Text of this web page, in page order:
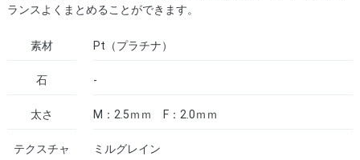
ランスよくまとめることができます。
素材 Pt（プラチナ）
石 -
太さ M：2.5ｍｍ F：2.0ｍｍ
テクスチャ ミルグレイン